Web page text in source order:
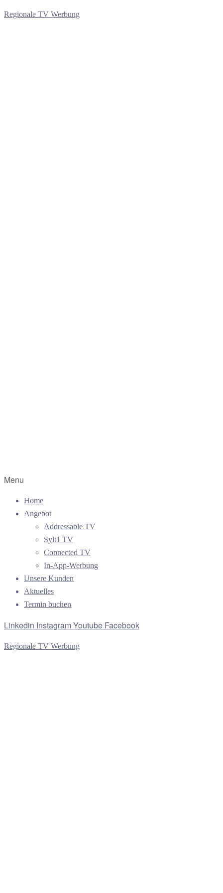
Regionale TV Werbung
Menu
Home
Angebot
Addressable TV
Sylt1 TV
Connected TV
In-App-Werbung
Unsere Kunden
Aktuelles
Termin buchen
Linkedin InstagramYoutube Facebook
Regionale TV Werbung